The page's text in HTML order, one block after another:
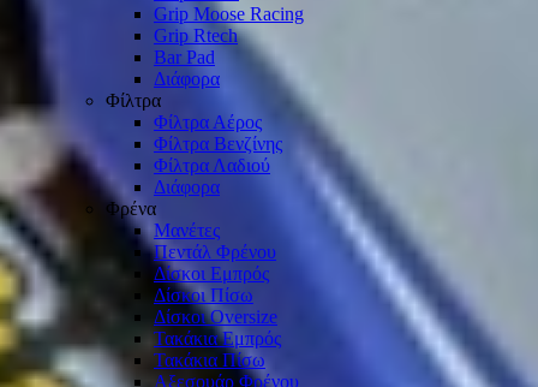
Grip Moose Racing
Grip Rtech
Bar Pad
Διάφορα
Φίλτρα
Φίλτρα Αέρος
Φίλτρα Βενζίνης
Φίλτρα Λαδιού
Διάφορα
Φρένα
Μανέτες
Πεντάλ Φρένου
Δίσκοι Εμπρός
Δίσκοι Πίσω
Δίσκοι Oversize
Τακάκια Εμπρός
Τακάκια Πίσω
Αξεσουάρ Φρένου